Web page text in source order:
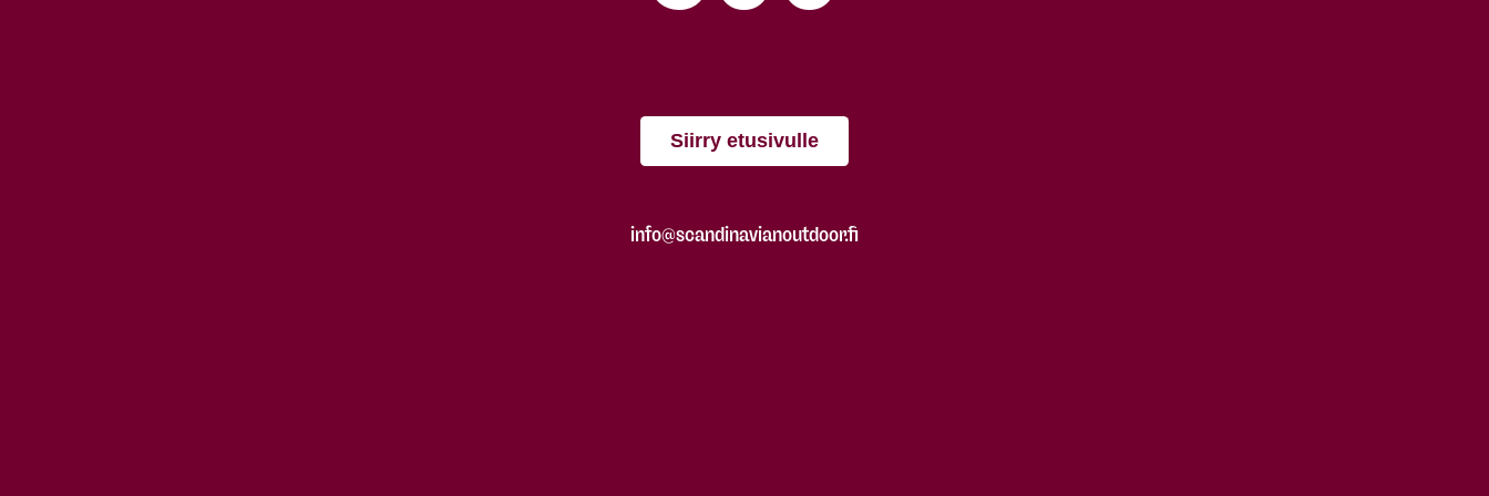
Siirry etusivulle
info@scandinavianoutdoor.fi